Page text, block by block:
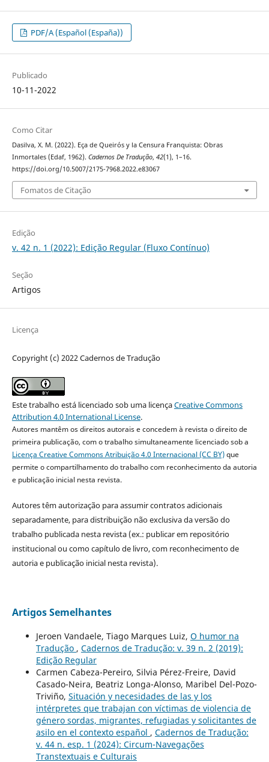
PDF/A (Español (España))
Publicado
10-11-2022
Como Citar
Dasilva, X. M. (2022). Eça de Queirós y la Censura Franquista: Obras
Inmortales (Edaf, 1962). Cadernos De Tradução, 42(1), 1–16.
https://doi.org/10.5007/2175-7968.2022.e83067
Fomatos de Citação
Edição
v. 42 n. 1 (2022): Edição Regular (Fluxo Contínuo)
Seção
Artigos
Licença
Copyright (c) 2022 Cadernos de Tradução
Este trabalho está licenciado sob uma licençaCreative Commons
Attribution 4.0 International License.
Autores mantêm os direitos autorais e concedem à revista o direito de
primeira publicação, com o trabalho simultaneamente licenciado sob a
Licença Creative Commons Atribuição 4.0 Internacional (CC BY)que
permite o compartilhamento do trabalho com reconhecimento da autoria
e publicação inicial nesta revista.
Autores têm autorização para assumir contratos adicionais
separadamente, para distribuição não exclusiva da versão do
trabalho publicada nesta revista (ex.: publicar em repositório
institucional ou como capítulo de livro, com reconhecimento de
autoria e publicação inicial nesta revista).
Artigos Semelhantes
Jeroen Vandaele, Tiago Marques Luiz, O humor na
Tradução , Cadernos de Tradução: v. 39 n. 2 (2019):
Edição Regular
Carmen Cabeza-Pereiro, Silvia Pérez-Freire, David
Casado-Neira, Beatriz Longa-Alonso, Maribel Del-Pozo-
Triviño, Situación y necesidades de las y los
intérpretes que trabajan con víctimas de violencia de
género sordas, migrantes, refugiadas y solicitantes de
asilo en el contexto español , Cadernos de Tradução:
v. 44 n. esp. 1 (2024): Circum-Navegações
Transtextuais e Culturais